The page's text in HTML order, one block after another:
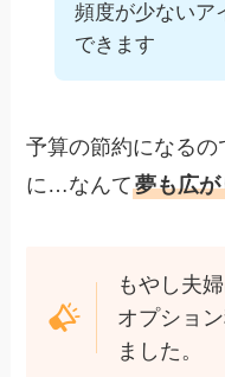
頻度が少ないア
できます
予算の節約になる
に…なんて夢も広
もやし夫
オプショ
ました。